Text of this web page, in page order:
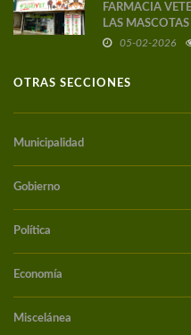
FARMACIA
LAS
05-02-2026
OTRAS SECCIONES
Municipalidad
Gobierno
Política
Economía
Miscelánea